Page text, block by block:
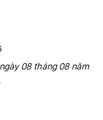
08 tháng 08 năm